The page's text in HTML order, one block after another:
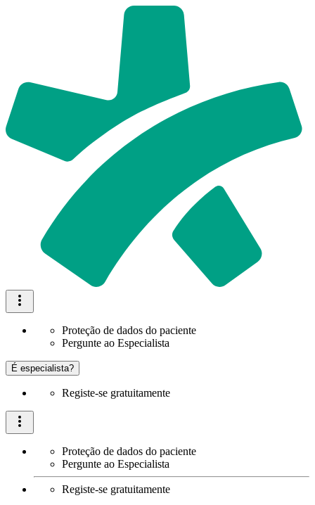
Proteção de dados do paciente
Pergunte ao Especialista
É especialista?
Registe-se gratuitamente
Proteção de dados do paciente
Pergunte ao Especialista
Registe-se gratuitamente